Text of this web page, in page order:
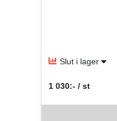
Slut i lager
Denna vara går
1 030:- / st
SEK per ST